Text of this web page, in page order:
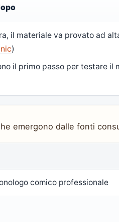
il materiale va provato ad
)
il primo passo per testare il
emergono dalle fonti
comico professionale